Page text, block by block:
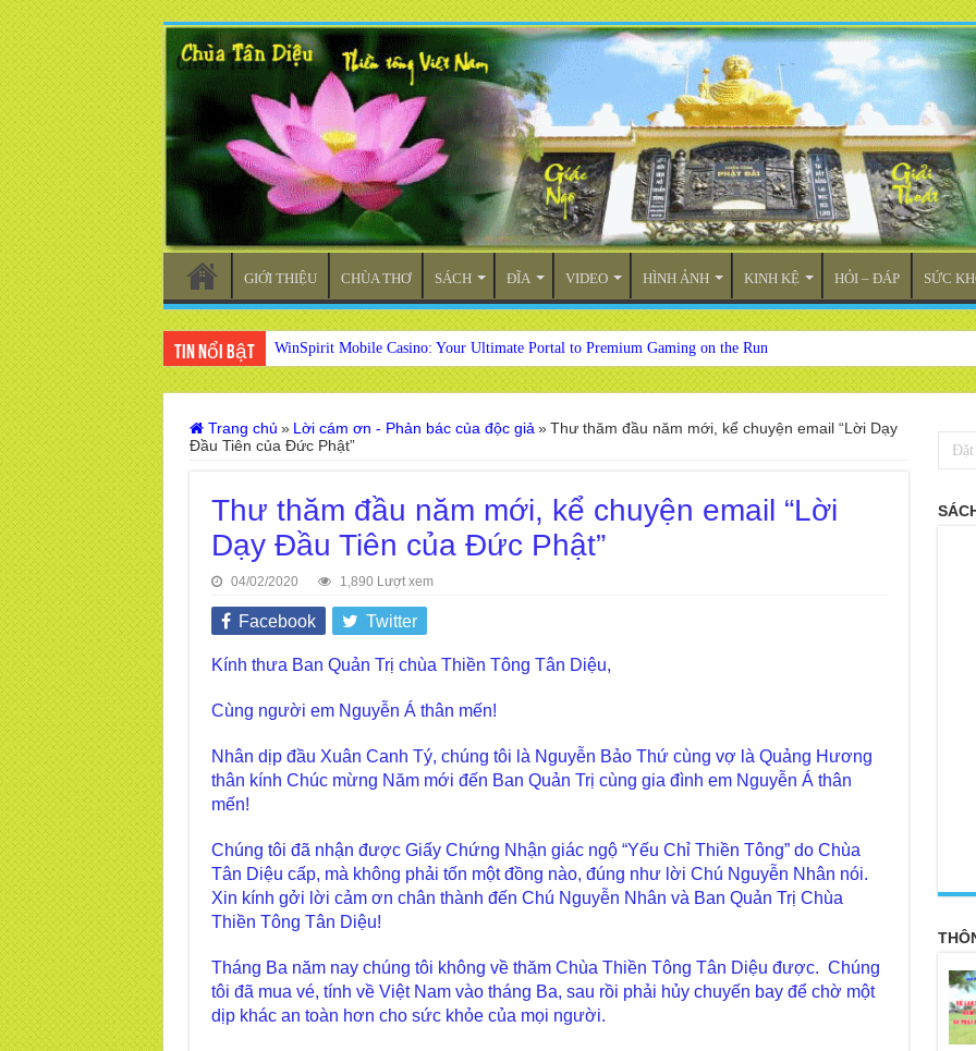
GIỚI THIỆU CHÙA THƠ SÁCH ĐĨA VIDEO HÌNH ẢNH KINH KỆ HỎI – ĐÁP SỨC
Tin nổi bật WinSpirit Mobile Casino: Your Ultimate Portal to Premium Gaming on the Run
Trang chủ » Lời cám ơn - Phản bác của độc giả » Thư thăm đầu năm mới, kể chuyện email “Lời Dạy
Đầu Tiên của Đức Phật”
Thư thăm đầu năm mới, kể chuyện email “Lời
Dạy Đầu Tiên của Đức Phật”
04/02/2020 1,890 Lượt xem
Facebook Twitter
Kính thưa Ban Quản Trị chùa Thiền Tông Tân Diệu,
Cùng người em Nguyễn Á thân mến!
Nhân dịp đầu Xuân Canh Tý, chúng tôi là Nguyễn Bảo Thứ cùng vợ là Quảng Hương
thân kính Chúc mừng Năm mới đến Ban Quản Trị cùng gia đình em Nguyễn Á thân
mến!
Chúng tôi đã nhận được Giấy Chứng Nhận giác ngộ “Yếu Chỉ Thiền Tông” do Chùa
Tân Diệu cấp, mà không phải tốn một đồng nào, đúng như lời Chú Nguyễn Nhân nói.
Xin kính gởi lời cảm ơn chân thành đến Chú Nguyễn Nhân và Ban Quản Trị Chùa
Thiền Tông Tân Diệu!
Tháng Ba năm nay chúng tôi không về thăm Chùa Thiền Tông Tân Diệu được. Chúng
tôi đã mua vé, tính về Việt Nam vào tháng Ba, sau rồi phải hủy chuyến bay để chờ một
dịp khác an toàn hơn cho sức khỏe của mọi người.